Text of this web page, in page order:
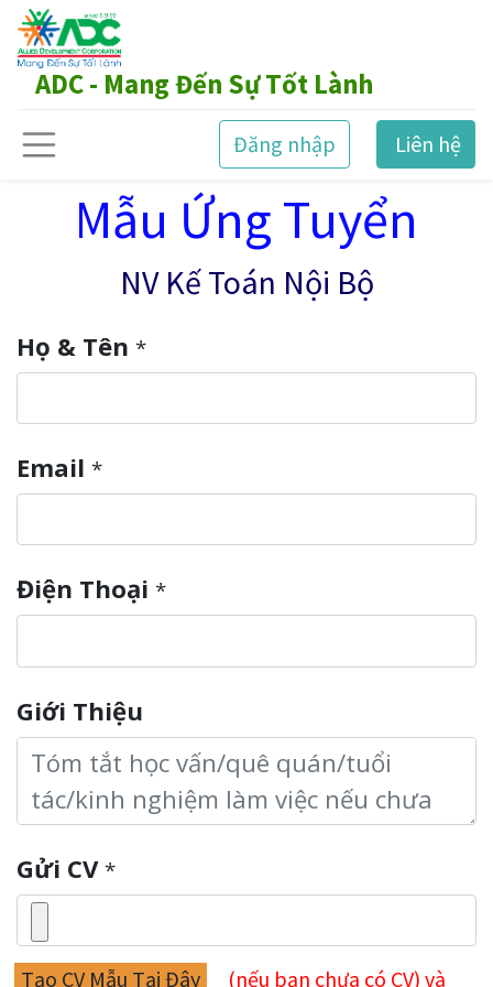
ADC - Mang Đến Sự Tốt Lành
Đăng nhập Liên hệ
Mẫu Ứng Tuyển
NV Kế Toán Nội Bộ
Họ & Tên *
Email *
Điện Thoại *
Giới Thiệu
Gửi CV *
Tạo CV Mẫu Tại Đây (nếu bạn chưa có CV) và